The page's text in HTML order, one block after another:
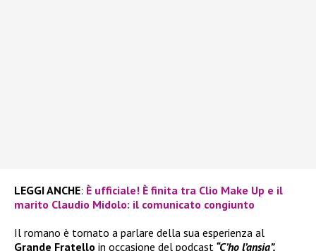
LEGGI ANCHE: È ufficiale! È finita tra Clio Make Up e il
marito Claudio Midolo: il comunicato congiunto
Il romano è tornato a parlare della sua esperienza al
Grande Fratello in occasione del podcast “C’ho l’ansia”,